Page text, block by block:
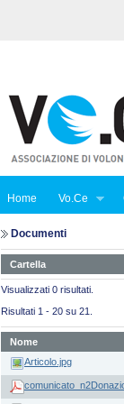
Home Vo.Ce
Documenti
Cartella
Visualizzati 0 risultati.
Risultati 1 - 20 su 21.
Nome
Articolo.jpg